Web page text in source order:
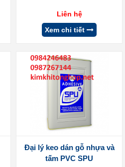
Liên hệ
Xem chi tiết
Đại lý keo dán gỗ nhựa và
tấm PVC SPU